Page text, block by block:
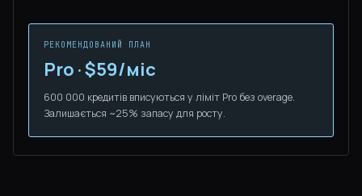
РЕКОМЕНДОВАНИЙ ПЛАН
Pro · $59/міс
600 000 кредитів вписуються у ліміт Pro без overage.
Залишається ~25% запасу для росту.